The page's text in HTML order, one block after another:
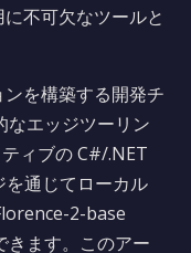
不可欠なツールと
を構築する開発チ
なエッジツーリン
ィブの C#/.NET
通じてローカル
2-base
きます。このアー